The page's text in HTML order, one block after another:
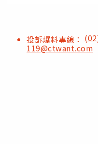
投訴爆料專線：
119@ctwant.com